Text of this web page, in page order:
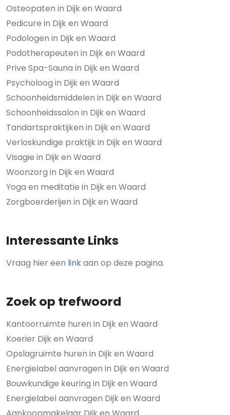
Osteopaten in Dijk en Waard
Pedicure in Dijk en Waard
Podologen in Dijk en Waard
Podotherapeuten in Dijk en Waard
Prive Spa-Sauna in Dijk en Waard
Psycholoog in Dijk en Waard
Schoonheidsmiddelen in Dijk en Waard
Schoonheidssalon in Dijk en Waard
Tandartspraktijken in Dijk en Waard
Verloskundige praktijk in Dijk en Waard
Visagie in Dijk en Waard
Woonzorg in Dijk en Waard
Yoga en meditatie in Dijk en Waard
Zorgboerderijen in Dijk en Waard
Interessante Links
Vraag hier een linkaan op deze pagina.
Zoek op trefwoord
Kantoorruimte huren in Dijk en Waard
Koerier Dijk en Waard
Opslagruimte huren in Dijk en Waard
Energielabel aanvragen in Dijk en Waard
Bouwkundige keuring in Dijk en Waard
Energielabel aanvragen Dijk en Waard